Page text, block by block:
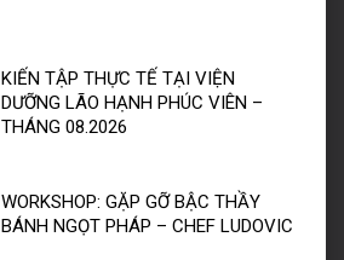
KIẾN TẬP THỰC TẾ TẠI VIỆN
DƯỠNG LÃO HẠNH PHÚC VIÊN –
THÁNG 08.2026
WORKSHOP: GẶP GỠ BẬC THẦY
BÁNH NGỌT PHÁP – CHEF LUDOVIC